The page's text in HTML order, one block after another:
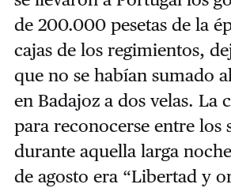
de 200.000 pesetas de la
cajas de los regimientos,
que no se habían sumado
en Badajoz a dos velas. La
para reconocerse entre los
durante aquella larga
de agosto era “Libertad y